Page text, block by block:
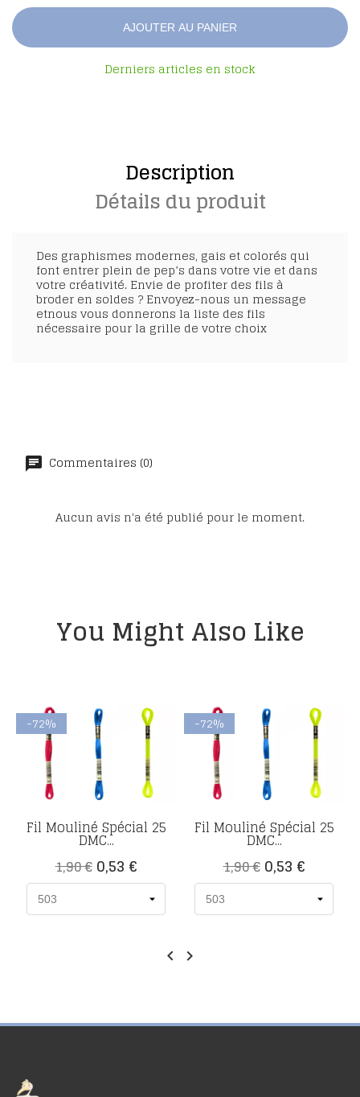
AJOUTER AU PANIER
Derniers articles en stock
Description
Détails du produit
Des graphismes modernes, gais et colorés qui
font entrer plein de pep’s dans votre vie et dans
votre créativité. Envie de profiter des fils à
broder en soldes ? Envoyez-nous un message
etnous vous donnerons la liste des fils
nécessaire pour la grille de votre choix
Commentaires (0)
Aucun avis n'a été publié pour le moment.
You Might Also Like
Fil Mouliné Spécial 25
DMC...
Prix
de
base
1,90 € Prix
0,53 €
-72%
Fil Mouliné Spécial 25
DMC...
Prix
de
base
1,90 € Prix
0,53 €
-72%
 